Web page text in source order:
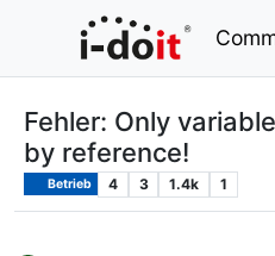
Fehler: Only
by reference!
Betrieb 4 3 1.4k 1